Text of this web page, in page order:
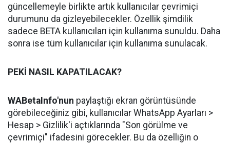
güncellemeyle birlikte artık kullanıcılar çevrimiçi
durumunu da gizleyebilecekler. Özellik şimdilik
sadece BETA kullanıcıları için kullanıma sunuldu. Daha
sonra ise tüm kullanıcılar için kullanıma sunulacak.
PEKİ NASIL KAPATILACAK?
WABetaInfo'nun paylaştığı ekran görüntüsünde
görebileceğiniz gibi, kullanıcılar WhatsApp Ayarları >
Hesap > Gizlilik'i açtıklarında "Son görülme ve
çevrimiçi" ifadesini görecekler. Bu da özelliğin o